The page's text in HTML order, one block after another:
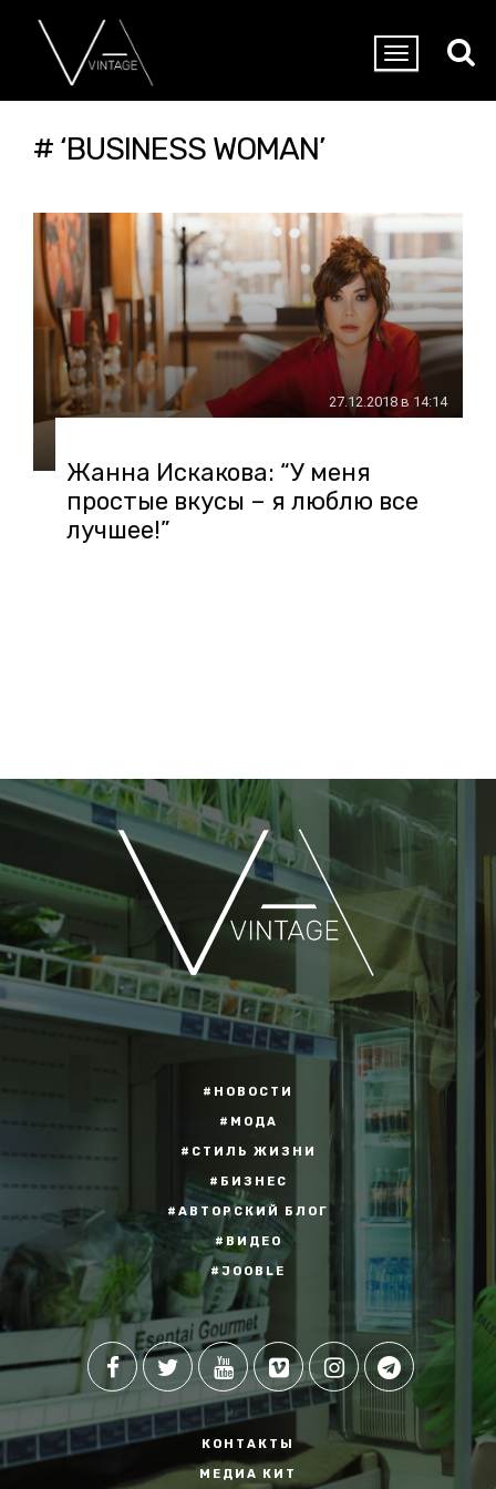
# ‘BUSINESS WOMAN’
27.12.2018 в 14:14
Жанна Искакова: “У меня
простые вкусы – я люблю все
лучшее!”
#НОВОСТИ
#МОДА
#СТИЛЬ ЖИЗНИ
#БИЗНЕС
#АВТОРСКИЙ БЛОГ
#ВИДЕО
#JOOBLE
КОНТАКТЫ
МЕДИА КИТ